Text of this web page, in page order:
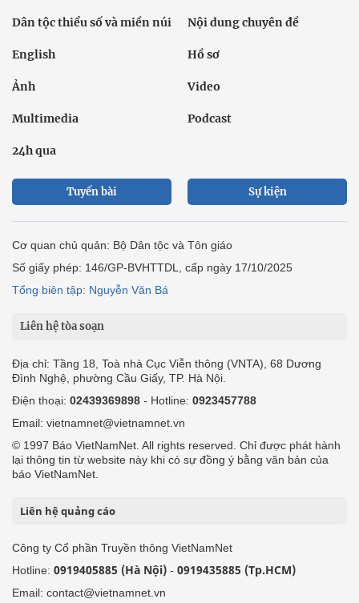
Dân tộc thiểu số và miền núi Nội dung chuyên đề
English Hồ sơ
Ảnh Video
Multimedia Podcast
24h qua
Tuyến bài Sự kiện
Cơ quan chủ quản: Bộ Dân tộc và Tôn giáo
Số giấy phép: 146/GP-BVHTTDL, cấp ngày 17/10/2025
Tổng biên tập: Nguyễn Văn Bá
Liên hệ tòa soạn
Địa chỉ: Tầng 18, Toà nhà Cục Viễn thông (VNTA), 68 Dương
Đình Nghệ, phường Cầu Giấy, TP. Hà Nội.
Điện thoại: 02439369898 - Hotline: 0923457788
Email: vietnamnet@vietnamnet.vn
© 1997 Báo VietNamNet. All rights reserved. Chỉ được phát hành
lại thông tin từ website này khi có sự đồng ý bằng văn bản của
báo VietNamNet.
Liên hệ quảng cáo
Công ty Cổ phần Truyền thông VietNamNet
Hotline: 0919405885 (Hà Nội) - 0919435885 (Tp.HCM)
Email: contact@vietnamnet.vn